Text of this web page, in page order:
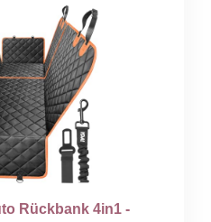
Rückbank 4in1 -